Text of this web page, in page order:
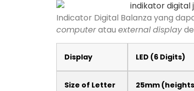
Indicator Digital Balanza yang
computeratau externaldisplay
Display LED (6 Digits)
Size of Letter 25mm